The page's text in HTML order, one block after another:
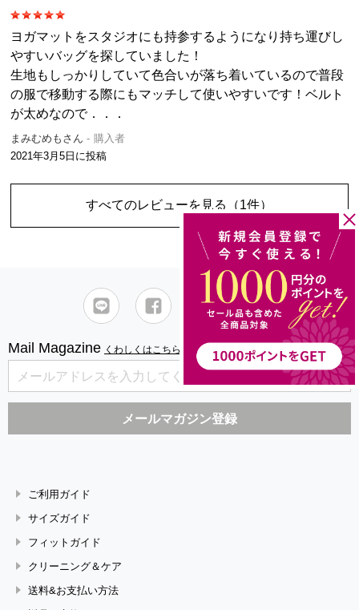
ヨガマットをスタジオにも持参するようになり持ち運びし
やすいバッグを探していました！
生地もしっかりしていて色合いが落ち着いているので普段
の服で移動する際にもマッチして使いやすいです！ベルト
が太めなので．．．
まみむめもさん
購入者
2021年3月5日 に投稿
すべてのレビューを見る （1件）
Mail Magazine くわしくはこちら
ご利用ガイド
サイズガイド
フィットガイド
クリーニング＆ケア
送料&お支払い方法